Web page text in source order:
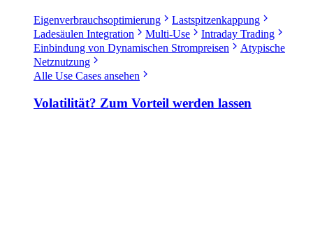
Eigenverbrauchsoptimierung
Lastspitzenkappung
Ladesäulen Integration
Multi-Use
Intraday Trading
Einbindung von Dynamischen Strompreisen
Atypische
Netznutzung
Alle Use Cases ansehen
Volatilität? Zum Vorteil werden lassen